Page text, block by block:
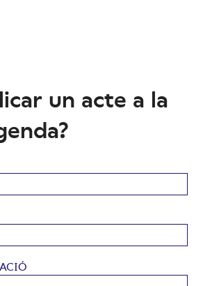
un acte a la